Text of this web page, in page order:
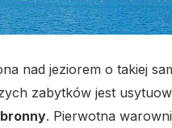
nad jeziorem o takiej
zabytków jest
. Pierwotna